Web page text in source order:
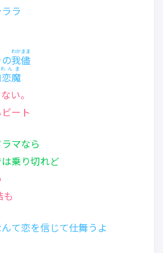
ラ
我儘
わがまま
恋魔
んま
い。
ート
マなら
乗り切れど
も
て恋を信じて仕舞うよ